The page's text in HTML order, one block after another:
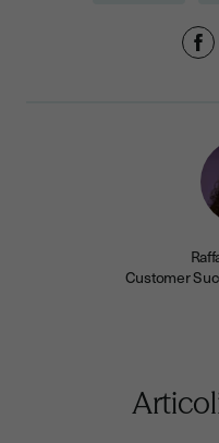
Customer